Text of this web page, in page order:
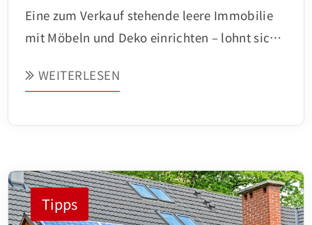
Eine zum Verkauf stehende leere Immobilie
mit Möbeln und Deko einrichten – lohnt sich
einer Inneneinrichtung 1 bis 3 Prozent des
Der mithilfe dieser Maßnahme erzielte
durchschnittlich um bis zu 15 Prozent höher.
Wertsteigerung durch Inneneinrichtung
Neben Renovierungsmaßnahmen kann […]
WEITERLESEN
Tipps